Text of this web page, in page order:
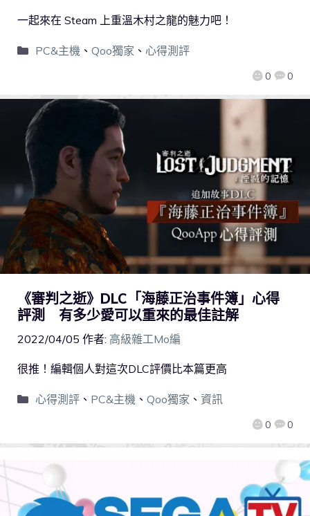
0 0
一起來在 Steam 上重溫木村之龍的魅力吧！
PC&主機、 Qoo獨家 、 心得測評
《審判之逝》DLC「海藤正治事件簿」心得
評測 有多少愛可以重來的最佳註解
2022/04/05 作者: 高級雜工Mo編
0 0
很推！編輯個人對這次DLC評價比本篇更高
心得測評、 PC&主機、 Qoo獨家 、 資訊